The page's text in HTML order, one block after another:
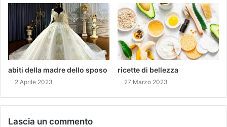
abiti della madre dello sposo
2 Aprile 2023
ricette di bellezza
27 Marzo 2023
Lascia un commento